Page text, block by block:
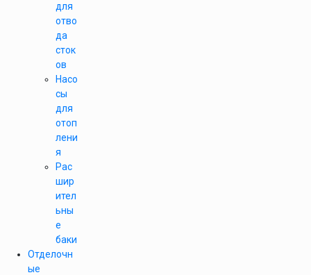
для
отво
да
сток
ов
Насо
сы
для
отоп
лени
я
Рас
шир
ител
ьны
е
баки
Отделочн
ые